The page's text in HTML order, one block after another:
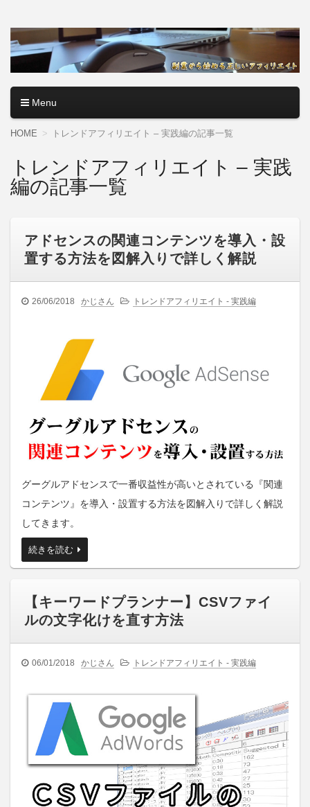
アフィリエイトロード【副
業から始める正しいアフィ
リエイト】
やり方を無料公開中。基礎講座からノウハウまでを当サイト
で記事として紹介しているので、パソコン初心者でも分かり
やすく解説しているので大丈夫＾＾
Menu
コンテンツへ移動
HOME トレンドアフィリエイト – 実践編の記事一覧
トレンドアフィリエイト – 実践
編の記事一覧
アドセンスの関連コンテンツを導入・設
置する方法を図解入りで詳しく解説
26/06/2018 かじさん トレンドアフィリエイト - 実践編
グーグルアドセンスで一番収益性が高いとされている『関連
コンテンツ』を導入・設置する方法を図解入りで詳しく解説
してきます。
続きを読む
【キーワードプランナー】CSVファイ
ルの文字化けを直す方法
06/01/2018 かじさん トレンドアフィリエイト - 実践編